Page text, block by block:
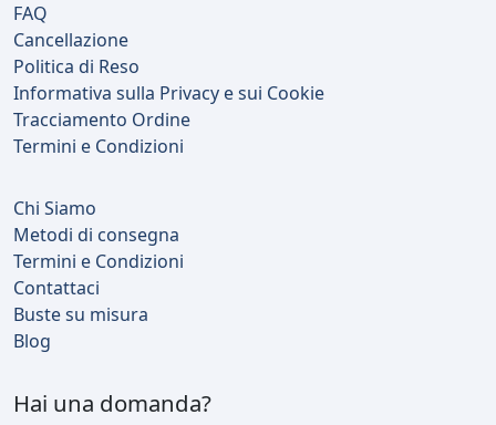
FAQ
Cancellazione
Politica di Reso
Informativa sulla Privacy e sui Cookie
Tracciamento Ordine
Termini e Condizioni
Chi Siamo
Metodi di consegna
Termini e Condizioni
Contattaci
Buste su misura
Blog
Hai una domanda?